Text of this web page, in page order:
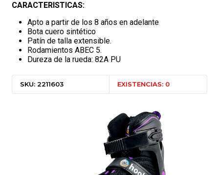
CARACTERISTICAS:
Apto a partir de los 8 años en adelante
Bota cuero sintético
Patín de talla extensible.
Rodamientos ABEC 5.
Dureza de la rueda: 82A PU
SKU: 2211603 EXISTENCIAS: 0